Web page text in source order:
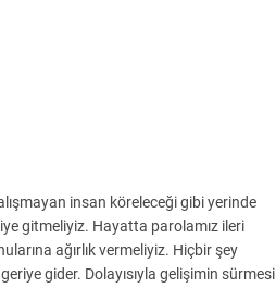
insan köreleceği gibi yerinde
gitmeliyiz. Hayatta parolamız ileri
ağırlık vermeliyiz. Hiçbir şey
gider. Dolayısıyla gelişimin sürmesi